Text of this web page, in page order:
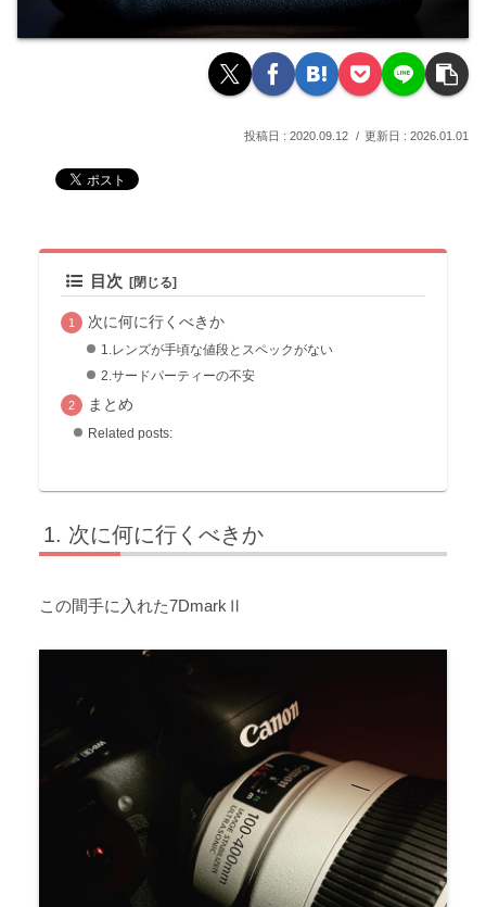
2020.09.12 2026.01.01
目次
次に何に行くべきか
1.レンズが手頃な値段とスペックがない
2.サードパーティーの不安
まとめ
Related posts:
次に何に行くべきか
この間手に入れた7DmarkⅡ